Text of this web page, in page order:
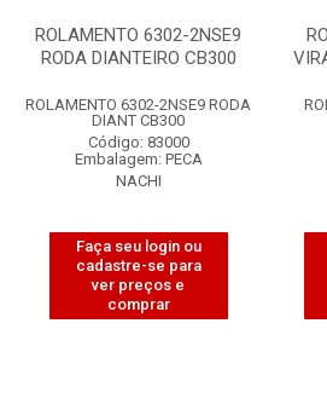
ROLAMENTO 6302-2NSE9
RODA DIANTEIRO CB300
ROLAMENTO 6302-2NSE9 RODA
DIANT CB300
Código: 83000
Embalagem: PECA
NACHI
Faça seu login ou
cadastre-se para
ver preços e
comprar